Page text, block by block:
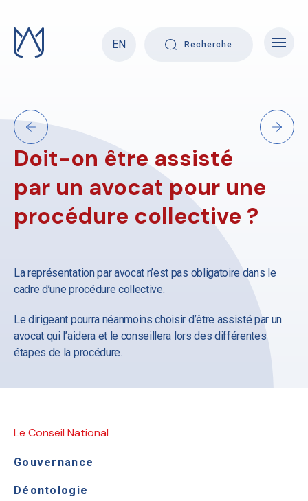
content
EN
Recherche
Doit-on être assisté
par un avocat pour une
procédure collective ?
La représentation par avocat n’est pas obligatoire dans le
cadre d’une procédure collective.
Le dirigeant pourra néanmoins choisir d’être assisté par un
avocat qui l’aidera et le conseillera lors des différentes
étapes de la procédure.
Le Conseil National
Gouvernance
Déontologie